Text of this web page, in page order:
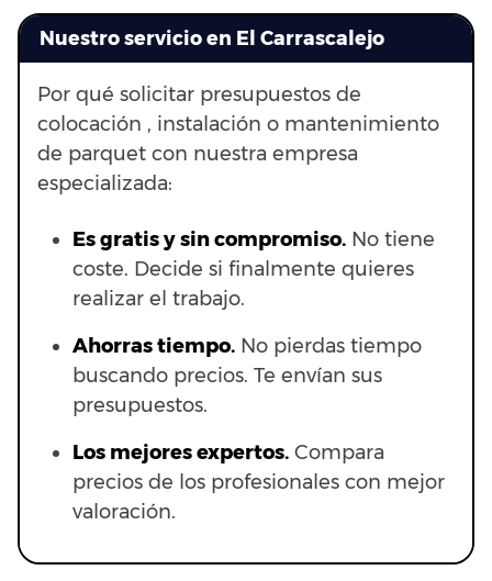
Nuestro servicio en El Carrascalejo
Por qué solicitar presupuestos de
colocación , instalación o mantenimiento
de parquet con nuestra empresa
especializada:
Es gratis y sin compromiso. No tiene
coste. Decide si finalmente quieres
realizar el trabajo.
Ahorras tiempo. No pierdas tiempo
buscando precios. Te envían sus
presupuestos.
Los mejores expertos. Compara
precios de los profesionales con mejor
valoración.